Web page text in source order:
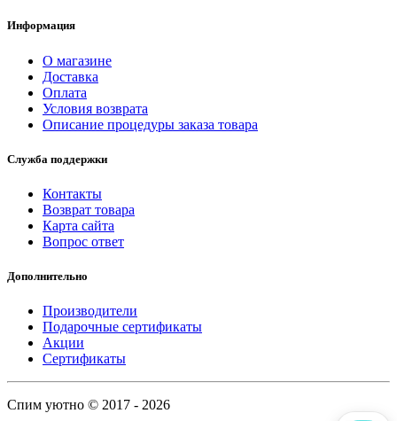
Информация
О магазине
Доставка
Оплата
Условия возврата
Описание процедуры заказа товара
Служба поддержки
Контакты
Возврат товара
Карта сайта
Вопрос ответ
Дополнительно
Производители
Подарочные сертификаты
Акции
Сертификаты
Спим уютно © 2017 - 2026